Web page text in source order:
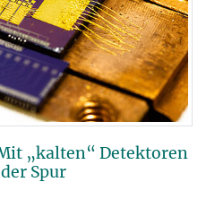
„kalten“ Detektoren
Spur